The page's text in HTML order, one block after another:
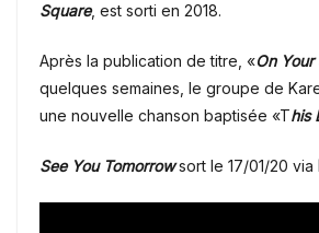
Square, est sorti en 2018.
Après la publication de titre, «On Your
quelques semaines, le groupe de
une nouvelle chanson baptisée «This
See You Tomorrowsort le 17/01/20 via